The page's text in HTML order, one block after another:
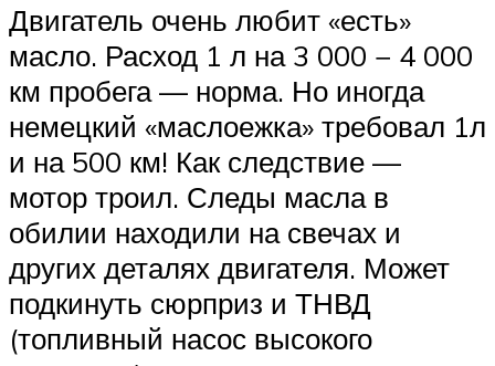
Двигатель очень любит «есть»
масло. Расход 1 л на 3 000 − 4 000
км пробега — норма. Но иногда
немецкий «маслоежка» требовал 1л
и на 500 км! Как следствие —
мотор троил. Следы масла в
обилии находили на свечах и
других деталях двигателя. Может
подкинуть сюрприз и ТНВД
(топливный насос высокого